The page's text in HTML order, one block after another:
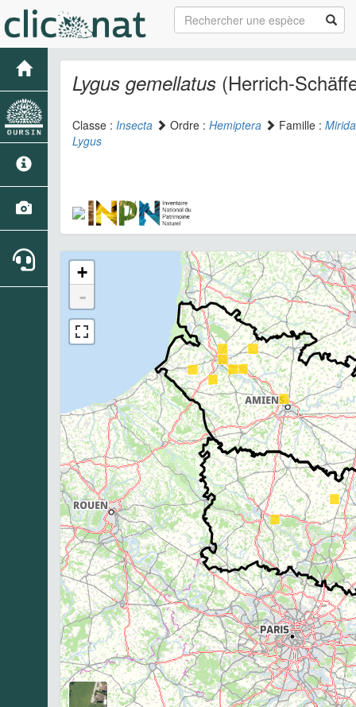
Lygus gemellatus (Herrich-
Classe : Insecta Ordre : Hemiptera Famille :
Lygus
+
-